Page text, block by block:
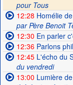
pour Tous
12:28 Homélie
par Père Benoit
12:30 En parler
12:36Parlons
12:45L'écho du
du vendredi
13:00 Lumière